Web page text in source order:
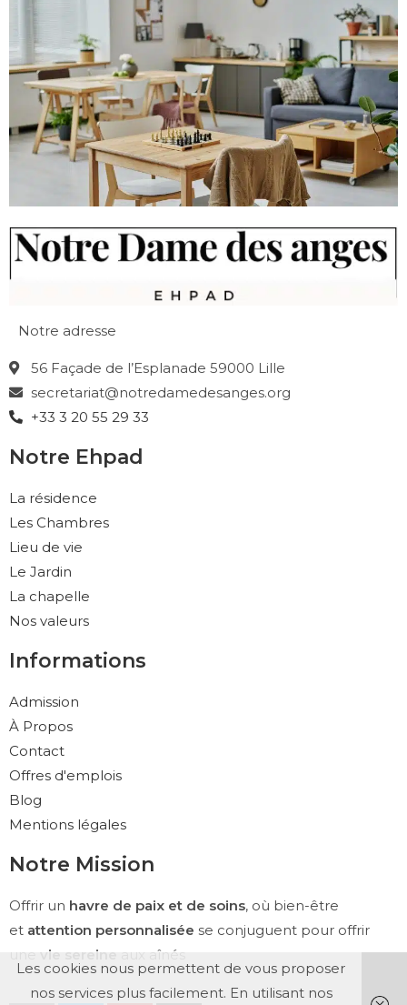
Notre adresse
56 Façade de l’Esplanade 59000 Lille
secretariat@notredamedesanges.org
+33 3 20 55 29 33
Notre Ehpad
La résidence
Les Chambres
Lieu de vie
Le Jardin
La chapelle
Nos valeurs
Informations
Admission
À Propos
Contact
Offres d'emplois
Blog
Mentions légales
Notre Mission
Offrir un havre de paix et de soins, où bien-être
et attention personnalisée se conjuguent pour offrir
une vie sereine aux aînés
Les cookies nous permettent de vous proposer
nos services plus facilement. En utilisant nos